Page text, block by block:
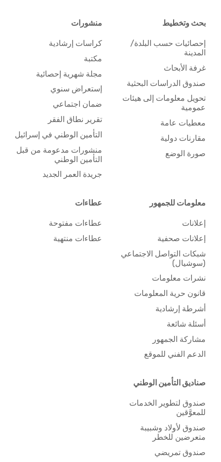
بحث وتخطيط
إحصائيات حسب البلدة/
المدينة
غرفة الأبحاث
صندوق الدراسات البحثية
تحويل معلومات إلى هيئات
عمومية
معطيات عامة
مقارنات دولية
صورة الوضع
منشورات
كراسات إرشادية
مكتبة
مجلة شهرية إحصائية
إستعراض سنوي
ضمان اجتماعي
تقرير نطاق الفقر
التأمين الوطني في إسرائيل
منشورات مدعومة من قبل
التأمين الوطني
جريدة العمر الجديد
معلومات للجمهور
إعلانات
إعلانات صحفية
شبكات التواصل الاجتماعي
(سوشيال)
نشرات معلومات
قانون حرية المعلومات
أشرطة إرشادية
أسئلة شائعة
مشاركة الجمهور
الدعم الفني للموقع
عطاءات
عطاءات مفتوحة
عطاءات منتهية
صناديق التأمين الوطني
صندوق لتطوير الخدمات
للمعوَّقين
صندوق لأولاد وشبيبة
متعرضين للخطر
صندوق تمريضي